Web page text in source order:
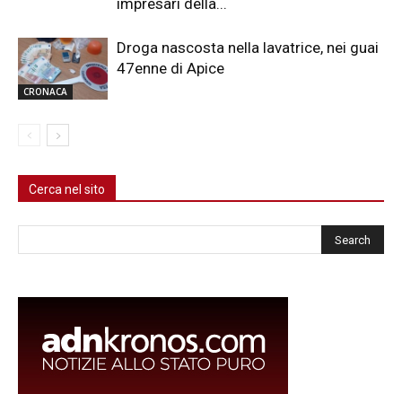
impresari della...
CRONACA
Droga nascosta nella lavatrice, nei guai
47enne di Apice
Cerca nel sito